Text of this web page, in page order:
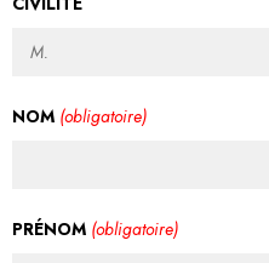
NOM (obligatoire)
PRÉNOM (obligatoire)